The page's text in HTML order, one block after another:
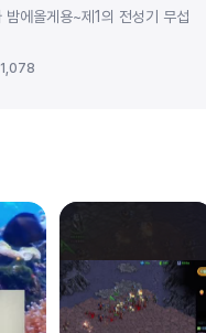
밤에올게용~제1의 전성기 무섭
1,078